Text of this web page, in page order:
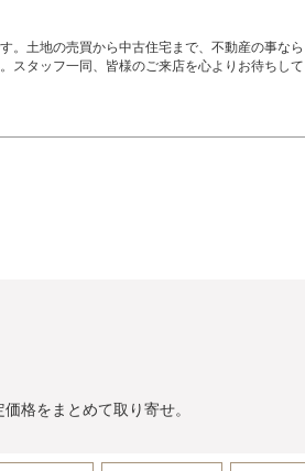
。土地の売買から中古住宅まで、不動産の事なら
スタッフ一同、皆様のご来店を心よりお待ちして
価格をまとめて取り寄せ。